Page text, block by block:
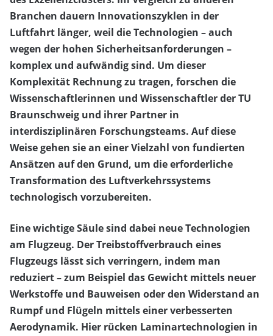
Branchen dauern Innovationszyklen in der
Luftfahrt länger, weil die Technologien – auch
wegen der hohen Sicherheitsanforderungen –
komplex und aufwändig sind. Um dieser
Komplexität Rechnung zu tragen, forschen die
Wissenschaftlerinnen und Wissenschaftler der TU
Braunschweig und ihrer Partner in
interdisziplinären Forschungsteams. Auf diese
Weise gehen sie an einer Vielzahl von fundierten
Ansätzen auf den Grund, um die erforderliche
Transformation des Luftverkehrssystems
technologisch vorzubereiten.
Eine wichtige Säule sind dabei neue Technologien
am Flugzeug. Der Treibstoffverbrauch eines
Flugzeugs lässt sich verringern, indem man
reduziert – zum Beispiel das Gewicht mittels neuer
Werkstoffe und Bauweisen oder den Widerstand an
Rumpf und Flügeln mittels einer verbesserten
Aerodynamik. Hier rücken Laminartechnologien in